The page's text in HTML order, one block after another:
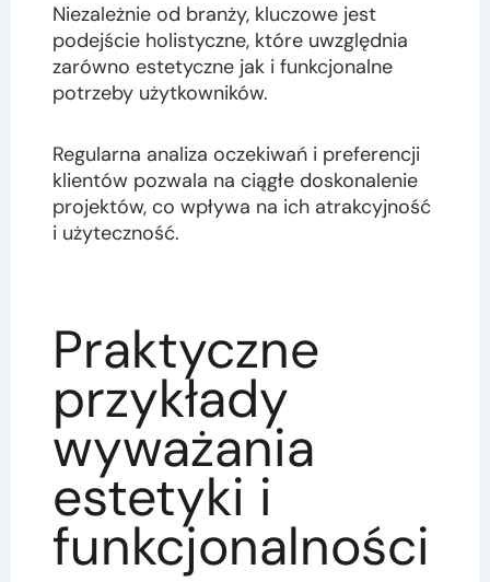
Niezależnie od branży, kluczowe jest
podejście holistyczne, które uwzględnia
zarówno estetyczne jak i funkcjonalne
potrzeby użytkowników.
Regularna analiza oczekiwań i preferencji
klientów pozwala na ciągłe doskonalenie
projektów, co wpływa na ich atrakcyjność
i użyteczność.
Praktyczne
przykłady
wyważania
estetyki i
funkcjonalności